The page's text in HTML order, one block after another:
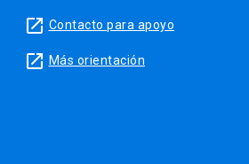
launch Contacto para apoyo
launch Más orientación